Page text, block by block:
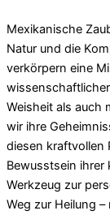
Mexikanische
Natur und die
verkörpern eine
Weisheit als auch
wir ihre
diesen kraftvollen
Bewusstsein ihrer
Werkzeug zur
Weg zur Heilung